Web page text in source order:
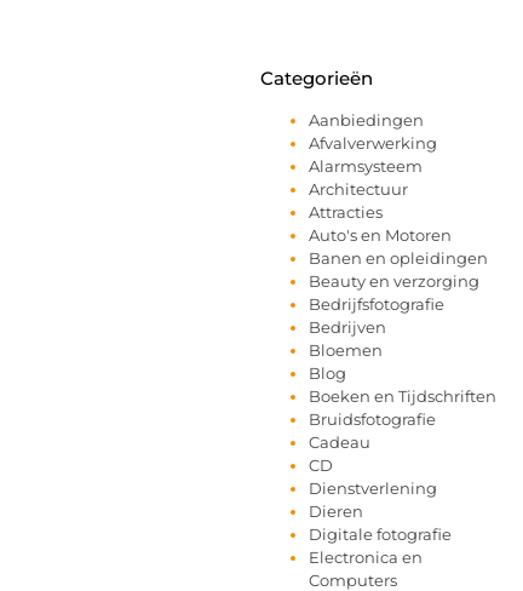
Categorieën
Aanbiedingen
Afvalverwerking
Alarmsysteem
Architectuur
Attracties
Auto's en Motoren
Banen en opleidingen
Beauty en verzorging
Bedrijfsfotografie
Bedrijven
Bloemen
Blog
Boeken en Tijdschriften
Bruidsfotografie
Cadeau
CD
Dienstverlening
Dieren
Digitale fotografie
Electronica en
Computers